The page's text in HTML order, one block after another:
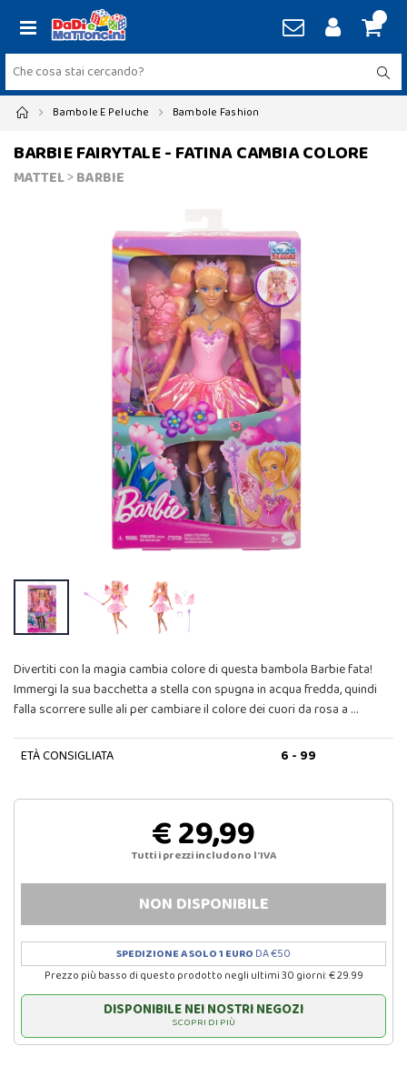
Bambole E Peluche Bambole Fashion
BARBIE FAIRYTALE - FATINA CAMBIA COLORE
MATTEL>BARBIE
Divertiti con la magia cambia colore di questa bambola Barbie fata!
Immergi la sua bacchetta a stella con spugna in acqua fredda, quindi
falla scorrere sulle ali per cambiare il colore dei cuori da rosa a …
ETÀ CONSIGLIATA 6 - 99
€ 29,99
Tutti i prezzi includono l'IVA
NON DISPONIBILE
SPEDIZIONE A SOLO 1 EURO DA €50
Prezzo più basso di questo prodotto negli ultimi 30 giorni: € 29.99
DISPONIBILE NEI NOSTRI NEGOZI
SCOPRI DI PIÙ